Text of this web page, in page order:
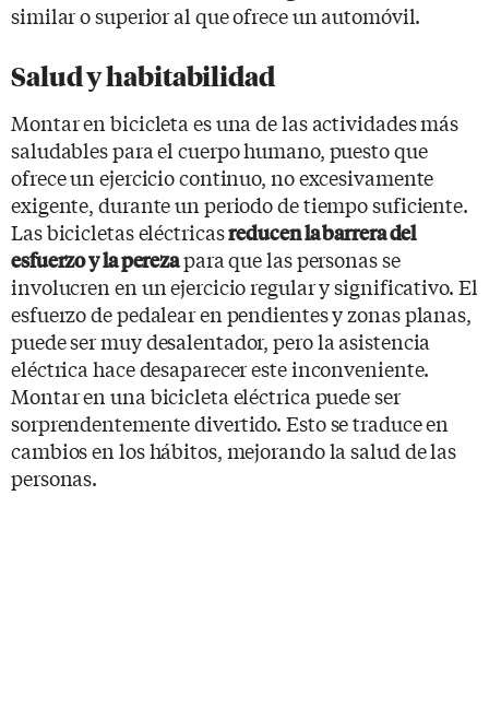
similar o superior al que ofrece un automóvil.
Salud y habitabilidad
Montar en bicicleta es una de las actividades más
saludables para el cuerpo humano, puesto que
ofrece un ejercicio continuo, no excesivamente
exigente, durante un periodo de tiempo suficiente.
Las bicicletas eléctricasreducen la barrera del
esfuerzo y la perezapara que las personas se
involucren en un ejercicio regular y significativo. El
esfuerzo de pedalear en pendientes y zonas planas,
puede ser muy desalentador, pero la asistencia
eléctrica hace desaparecer este inconveniente.
Montar en una bicicleta eléctrica puede ser
sorprendentemente divertido. Esto se traduce en
cambios en los hábitos, mejorando la salud de las
personas.